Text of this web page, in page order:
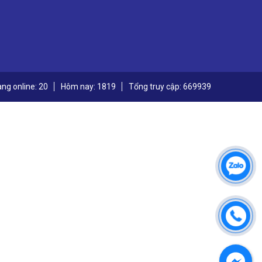
online: 20 Hôm nay: 1819 Tổng truy cập: 669939